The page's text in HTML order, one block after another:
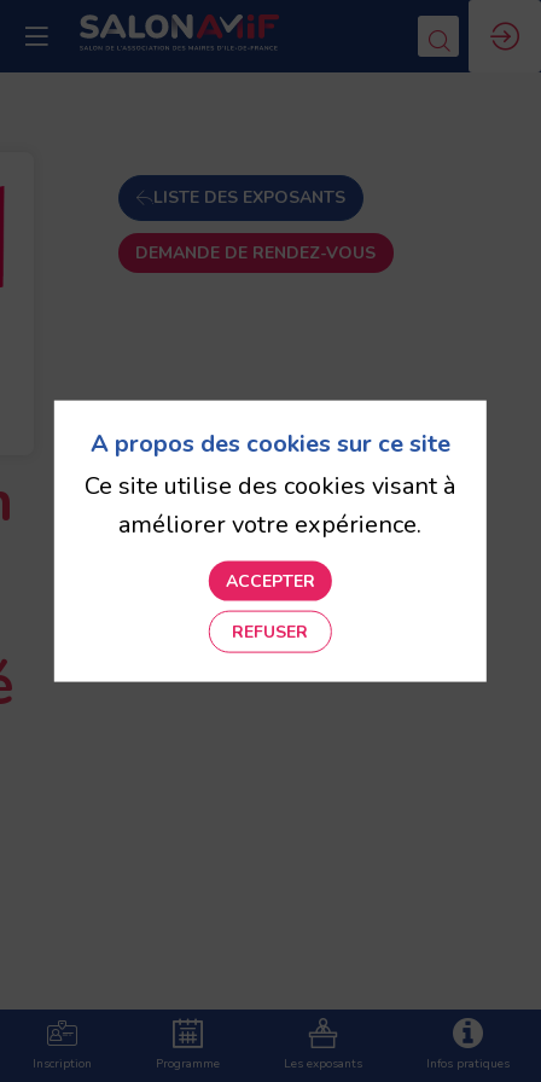
LISTE DES EXPOSANTS
DEMANDE DE RENDEZ-VOUS
Inscription Programme Les exposants Infos pratiques
A propos des cookies sur ce site
Ce site utilise des cookies visant à
améliorer votre expérience.
ACCEPTER
REFUSER